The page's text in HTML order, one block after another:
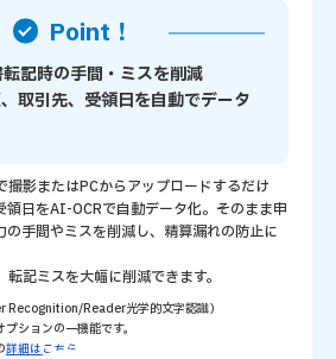
Point！
記時の手間・ミスを削減
取引先、受領日を自動でデータ
撮影またはPCからアップロードするだけ
領日をAI-OCRで自動データ化。そのまま申
の手間やミスを削減し、精算漏れの防止に
記ミスを大幅に削減できます。
Reader光学的文字認識）
ションの一機能です。
詳細はこちら